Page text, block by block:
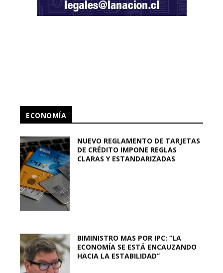
ECONOMÍA
NUEVO REGLAMENTO DE TARJETAS
DE CRÉDITO IMPONE REGLAS
CLARAS Y ESTANDARIZADAS
BIMINISTRO MAS POR IPC: “LA
ECONOMÍA SE ESTÁ ENCAUZANDO
HACIA LA ESTABILIDAD”